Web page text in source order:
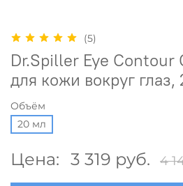
(5)
Dr.Spiller Eye Contour
для кожи вокруг глаз,
Объём
20 мл
Цена: 3 319 руб. 4